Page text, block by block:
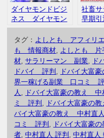
ダイヤモンドビジ
ネス ダイヤモン
ドルート バーチ
ャル転売 小野里
肇 スマホ 転
売 口コミ 評
判
社畜
早期
野一
コミ
タグ： よしとも アフィリ
も 情報商材, よしとも 片
材,サラリーマン 副業, ド
ドバイ 評判 , ドバイ大富豪
界一稼げる副業 口コミ
人,
ドバイ大富豪の教え
ミ 評判 , ドバイ大富豪
バイ大富豪の教え 中村直
コミ 評判 , ドバイ大富豪
者,中村直人 評判 ,中村直人